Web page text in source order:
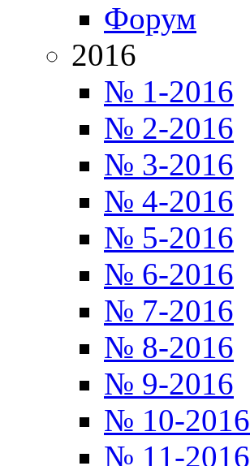
Форум
2016
№ 1-2016
№ 2-2016
№ 3-2016
№ 4-2016
№ 5-2016
№ 6-2016
№ 7-2016
№ 8-2016
№ 9-2016
№ 10-2016
№ 11-2016